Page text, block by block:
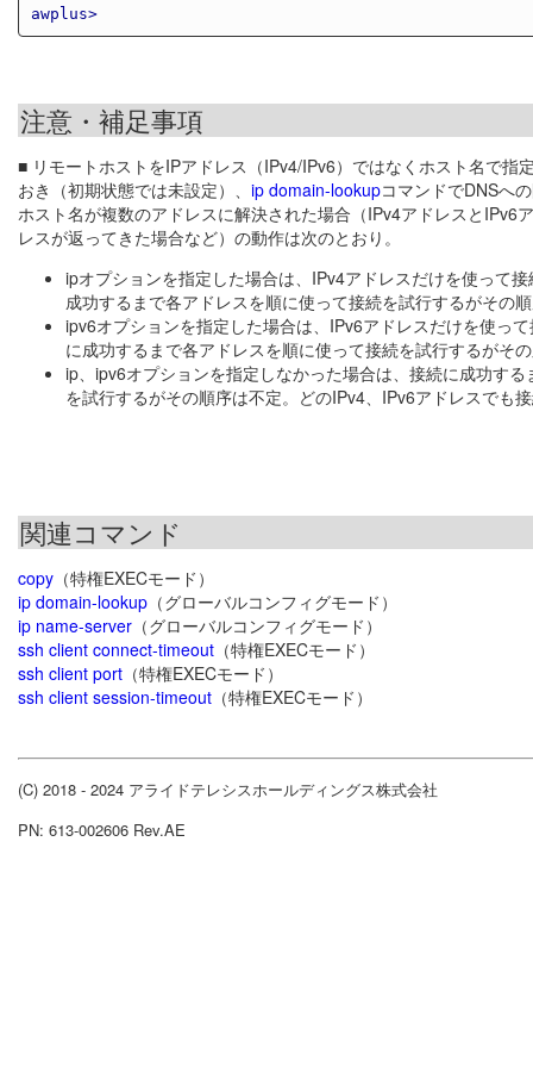
awplus>
注意・補足事項
■ リモートホストをIPアドレス（IPv4/IPv6）ではなくホスト名で指
おき（初期状態では未設定）、 ip domain-lookupコマンドでDNSへ
ホスト名が複数のアドレスに解決された場合（IPv4アドレスと
レスが返ってきた場合など）の動作は次のとおり。
ipオプションを指定した場合は、IPv4アドレスだけを使って
成功するまで各アドレスを順に使って接続を試行するがその
ipv6オプションを指定した場合は、IPv6アドレスだけを使っ
に成功するまで各アドレスを順に使って接続を試行するがそ
ip、ipv6オプションを指定しなかった場合は、接続に成功す
を試行するがその順序は不定。どのIPv4、IPv6アドレスでも
関連コマンド
copy （特権EXECモード）
ip domain-lookup （グローバルコンフィグモード）
ip name-server （グローバルコンフィグモード）
ssh client connect-timeout （特権EXECモード）
ssh client port （特権EXECモード）
ssh client session-timeout （特権EXECモード）
(C) 2018 - 2024 アライドテレシスホールディングス株式会社
PN: 613-002606 Rev.AE